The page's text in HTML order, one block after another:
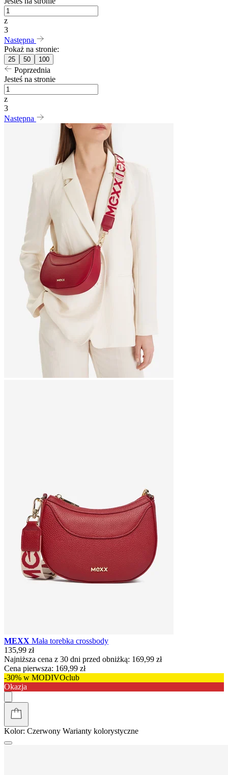
z
3
Następna
Pokaż na stronie:
25 50 100
Poprzednia
Jesteś na stronie
z
3
Następna
MEXX Mała torebka crossbody
135,99 zł
Najniższa cena z 30 dni przed obniżką: 169,99 zł
Cena pierwsza: 169,99 zł
-30% w MODIVOclub
Okazja
Kolor: Czerwony Warianty kolorystyczne